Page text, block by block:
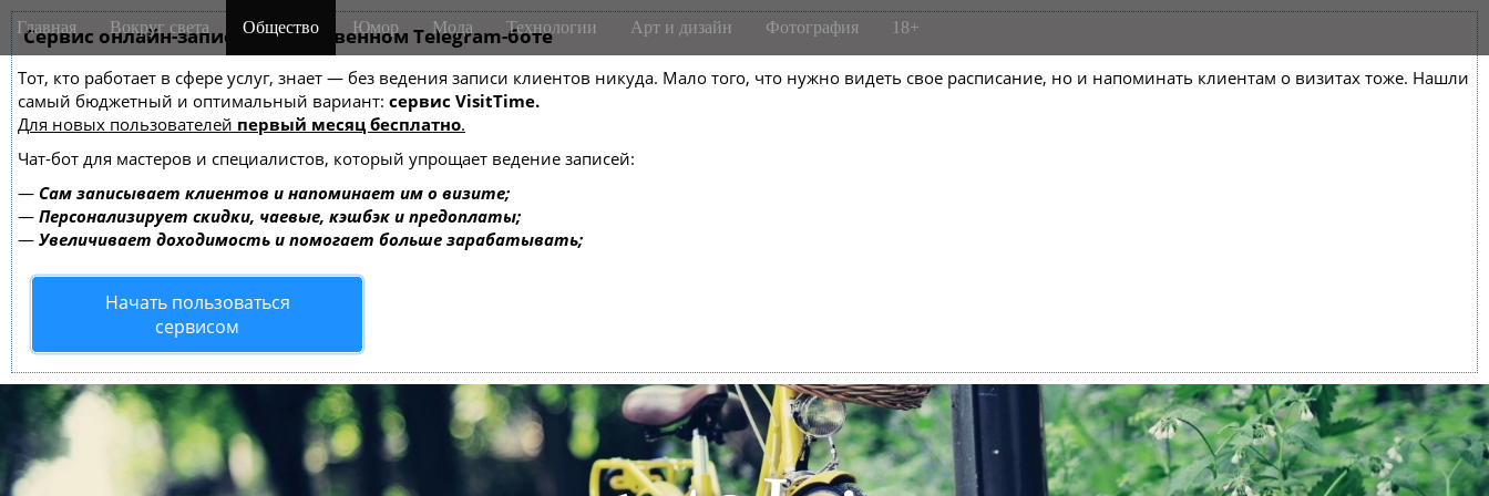
Сервис онлайн-записи на собственном Telegram-боте
Тот, кто работает в сфере услуг, знает — без ведения записи клиентов никуда. Мало того, что нужно видеть свое расписание, но и напоминать клиентам о визитах тоже. Нашли
самый бюджетный и оптимальный вариант: сервис VisitTime.
Для новых пользователей первый месяц бесплатно.
Чат-бот для мастеров и специалистов, который упрощает ведение записей:
— Сам записывает клиентов и напоминает им о визите;
— Персонализирует скидки, чаевые, кэшбэк и предоплаты;
— Увеличивает доходимость и помогает больше зарабатывать;
Начать пользоваться
сервисом
M
a
n
m
e
n
u
i
Главная Вокруг света Общество Юмор Мода Технологии Арт и дизайн Фотография 18+